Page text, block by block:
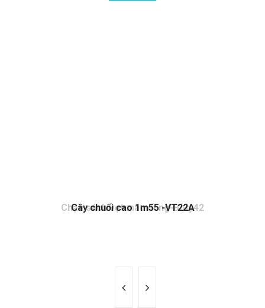
Chặn sách vẹt màu đồng-Boty42
Cây chuối cao 1m55 -VT22A